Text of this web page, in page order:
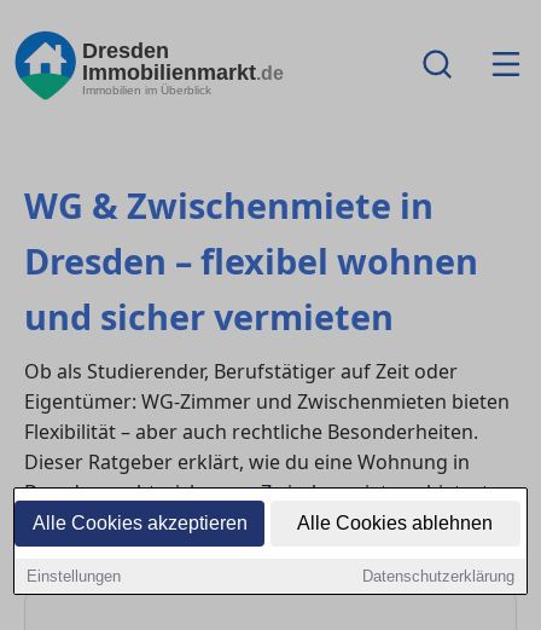
Alle Cookies akzeptieren Alle Cookies ablehnen
Einstellungen Datenschutzerklärung
Dresden
Immobilienmarkt.de
Immobilien im Überblick
WG & Zwischenmiete in
Dresden – flexibel wohnen
und sicher vermieten
Ob als Studierender, Berufstätiger auf Zeit oder
Eigentümer: WG-Zimmer und Zwischenmieten bieten
Flexibilität – aber auch rechtliche Besonderheiten.
Dieser Ratgeber erklärt, wie du eine Wohnung in
Dresden rechtssicher zur Zwischenmiete anbietest,
was bei Untervermietung erlaubt ist und worauf
Eigentümer achten sollten.